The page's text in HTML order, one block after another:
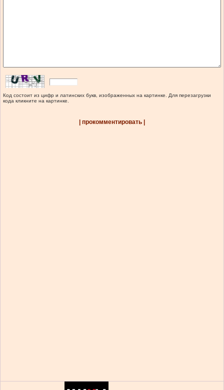
Код состоит из цифр и латинских букв, изображенных на картинке. Для перезагрузки
кода кликните на картинке.
| прокомментировать |